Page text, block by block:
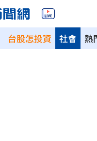
台股怎投資 熱
社會